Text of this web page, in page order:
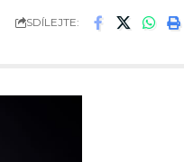
SDÍLEJTE: